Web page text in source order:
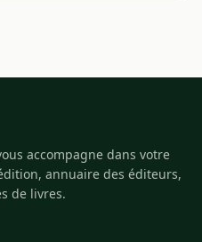
accompagne dans votre
annuaire des éditeurs,
de livres.